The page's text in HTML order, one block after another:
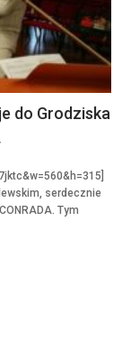
do Grodziska
serdecznie
Tym